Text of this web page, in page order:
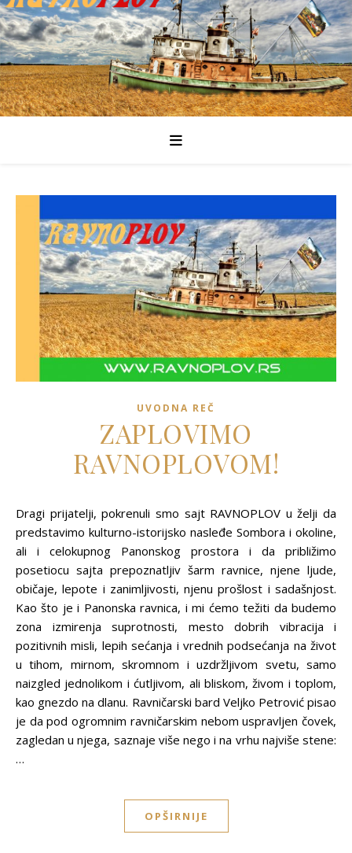
UVODNA REČ
ZAPLOVIMO
RAVNOPLOVOM!
Dragi prijatelji, pokrenuli smo sajt RAVNOPLOV u želji da
predstavimo kulturno-istorijsko nasleđe Sombora i okoline,
ali i celokupnog Panonskog prostora i da približimo
posetiocu sajta prepoznatljiv šarm ravnice, njene ljude,
običaje, lepote i zanimljivosti, njenu prošlost i sadašnjost.
Kao što je i Panonska ravnica, i mi ćemo težiti da budemo
zona izmirenja suprotnosti, mesto dobrih vibracija i
pozitivnih misli, lepih sećanja i vrednih podsećanja na život
u tihom, mirnom, skromnom i uzdržljivom svetu, samo
naizgled jednolikom i ćutljivom, ali bliskom, živom i toplom,
kao gnezdo na dlanu. Ravničarski bard Veljko Petrović pisao
je da pod ogromnim ravničarskim nebom uspravljen čovek,
zagledan u njega, saznaje više nego i na vrhu najviše stene:
…
OPŠIRNIJE